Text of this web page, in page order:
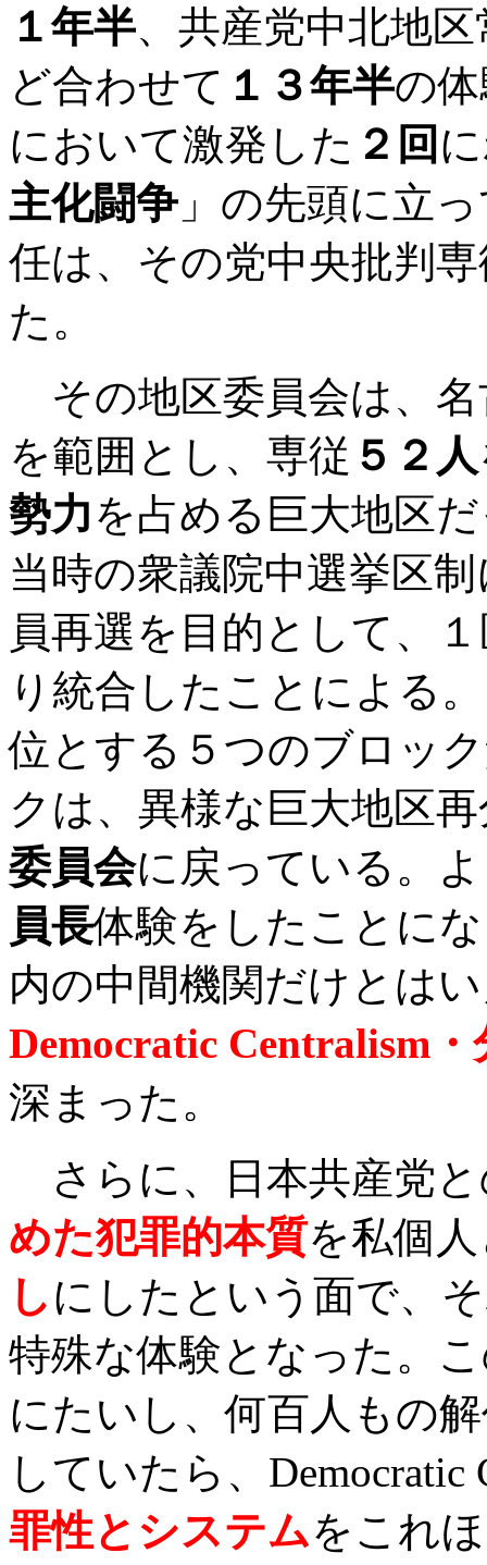
１年半、共産党中北地
ど合わせて １３年半の
において激発した ２回
主化闘争」の先頭に立
任は、その党中央批判
た。
その地区委員会は、名
を範囲とし、専従 ５２人
勢力を占める巨大地区
当時の衆議院中選挙区
員再選を目的として、
り統合したことによる
位とする５つのブロッ
クは、異様な巨大地区
委員会に戻っている。
員長体験をしたことに
内の中間機関だけとは
Democratic Centralism
深まった。
さらに、日本共産党
めた犯罪的本質を私個
しにしたという面で、
特殊な体験となった。
にたいし、何百人もの
していたら、 Democratic
罪性とシステムをこれ